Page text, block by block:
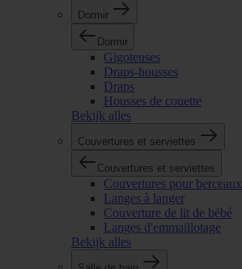
Dormir
Dormir
Gigoteuses
Draps-housses
Draps
Housses de couette
Bekijk alles
Couvertures et serviettes
Couvertures et serviettes
Couvertures pour berceaux
Langes à langer
Couverture de lit de bébé
Langes d'emmaillotage
Bekijk alles